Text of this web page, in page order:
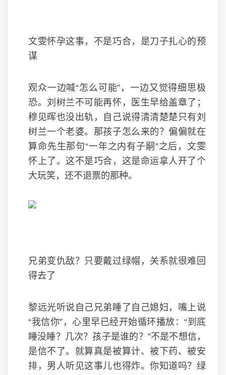
文雯怀孕这事，不是巧合，是刀子扎心的预
谋
观众一边喊“怎么可能”，一边又觉得细思极
恐。刘树兰不可能再怀，医生早给盖章了；
穆见晖也没出轨，自己说得清清楚楚只有刘
树兰一个老婆。那孩子怎么来的？偏偏就在
算命先生那句“一年之内有子嗣”之后，文雯
怀上了。这不是巧合，这是命运拿人开了个
大玩笑，还不退票的那种。
兄弟变仇敌？只要戴过绿帽，关系就很难回
得去了
黎远光听说自己兄弟睡了自己媳妇，嘴上说
“我信你”，心里早已经开始循环播放：“到底
睡没睡？几次？孩子是谁的？”不是不想信，
是信不了。就算真是被算计、被下药、被安
排，男人听见这事儿也得炸。你知道吗？绿